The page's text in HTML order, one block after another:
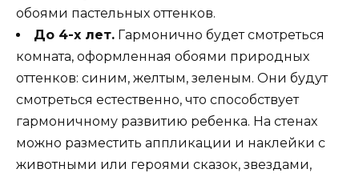
обоями пастельных оттенков.
До 4-х лет. Гармонично будет смотреться
комната, оформленная обоями природных
оттенков: синим, желтым, зеленым. Они будут
смотреться естественно, что способствует
гармоничному развитию ребенка. На стенах
можно разместить аппликации и наклейки с
животными или героями сказок, звездами,